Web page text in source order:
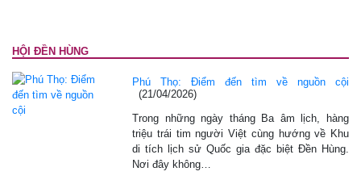
HỘI ĐỀN HÙNG
Phú Thọ: Điểm đến tìm về nguồn cội
(21/04/2026)
Trong những ngày tháng Ba âm lịch, hàng
triệu trái tim người Việt cùng hướng về Khu
di tích lịch sử Quốc gia đặc biệt Đền Hùng.
Nơi đây không…